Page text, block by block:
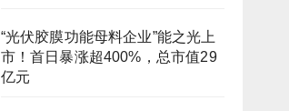
“光伏胶膜功能母料企业”能之光上
市！首日暴涨超400%，总市值29
亿元